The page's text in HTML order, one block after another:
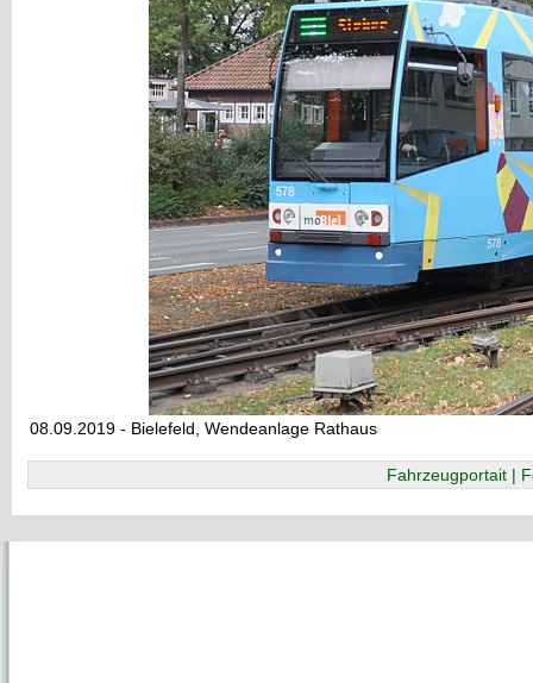
08.09.2019 - Bielefeld, Wendeanlage Rathaus
Fahrzeugportait |